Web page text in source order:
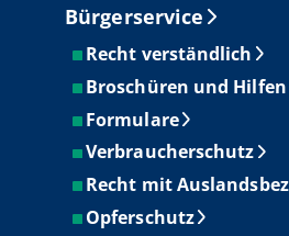
Bürgerservice
Recht verständlich
Broschüren und Hilfen
Formulare
Verbraucherschutz
Recht mit
Opferschutz